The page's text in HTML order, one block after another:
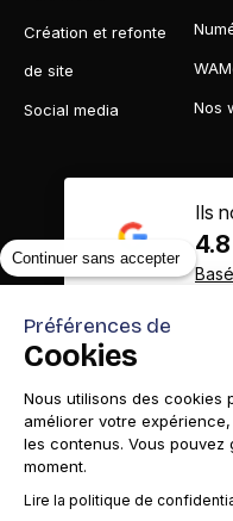
Création et refonte
de site
Social media Nos
Ils
4.8
Contact
Continuer sans accepter
Préférences de
Cookies
Nous utilisons des cookies
améliorer votre
les contenus. Vous
moment.
Lire la politique de